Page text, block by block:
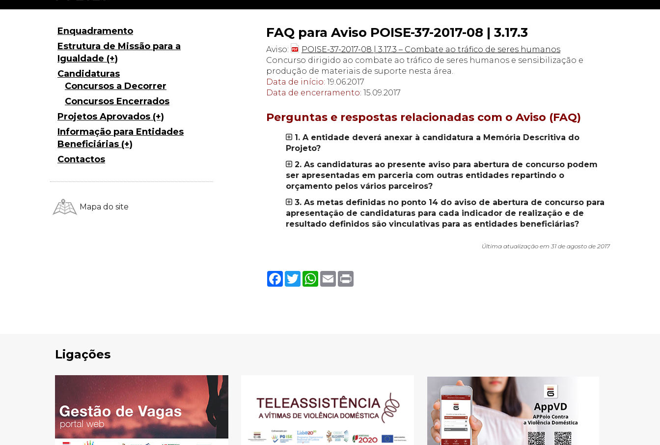
FAQ para Aviso POISE-37-2017-08 | 3.17.3
Aviso:
POISE-37-2017-08 | 3.17.3 – Combate ao tráfico de seres humanos
Concurso dirigido ao combate ao tráfico de seres humanos e sensibilização e
produção de materiais de suporte nesta área.
Data de início: 19.06.2017
Data de encerramento: 15.09.2017
Perguntas e respostas relacionadas com o Aviso (FAQ)
1. A entidade deverá anexar à candidatura a Memória Descritiva do
Projeto?
2. As candidaturas ao presente aviso para abertura de concurso podem
ser apresentadas em parceria com outras entidades repartindo o
orçamento pelos vários parceiros?
3. As metas definidas no ponto 14 do aviso de abertura de concurso para
apresentação de candidaturas para cada indicador de realização e de
resultado definidos são vinculativas para as entidades beneficiárias?
Última atualização em 31 de agosto de 2017
Facebook
TwitterWhatsApp
Email
Enquadramento
Estrutura de Missão para a
Igualdade (+)
Candidaturas
Concursos a Decorrer
Concursos Encerrados
Projetos Aprovados (+)
Informação para Entidades
Beneficiárias (+)
Contactos
Mapa do site
Ligações
site: